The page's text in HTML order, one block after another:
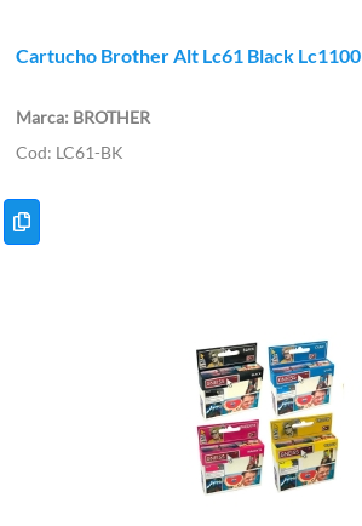
Cartucho Brother Alt Lc61 Black Lc1100
BROTHER
LC61-BK